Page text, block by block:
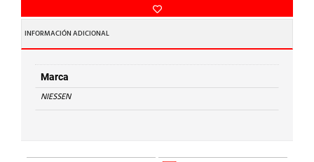
SALIDA
CABLE
SKY
BLANCO
cantidad
INFORMACIÓN ADICIONAL
Marca
NIESSEN